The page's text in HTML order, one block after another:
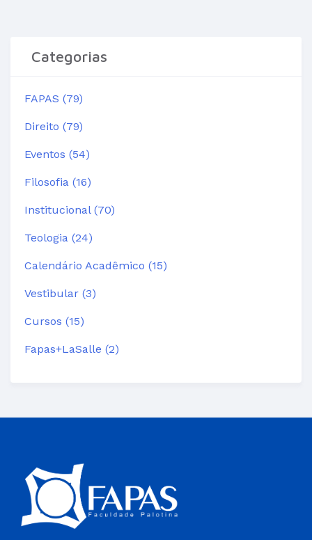
Categorias
FAPAS (79)
Direito (79)
Eventos (54)
Filosofia (16)
Institucional (70)
Teologia (24)
Calendário Acadêmico (15)
Vestibular (3)
Cursos (15)
Fapas+LaSalle (2)